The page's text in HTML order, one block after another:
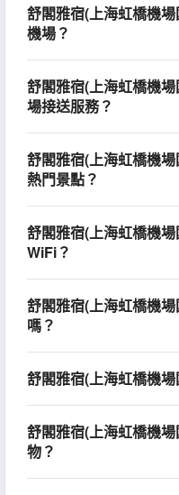
舒閣雅宿(上海虹橋機
機場？
舒閣雅宿(上海虹橋機
場接送服務？
舒閣雅宿(上海虹橋機
熱門景點？
舒閣雅宿(上海虹橋機
WiFi？
舒閣雅宿(上海虹橋機
嗎？
舒閣雅宿(上海虹橋機
舒閣雅宿(上海虹橋機
物？